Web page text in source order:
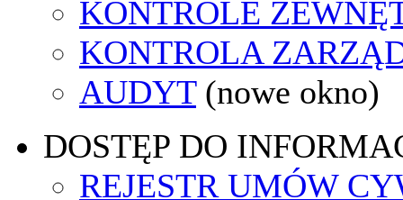
KONTROLE
KONTROLA
AUDYT (nowe okno)
DOSTĘP DO
REJESTR UMÓW